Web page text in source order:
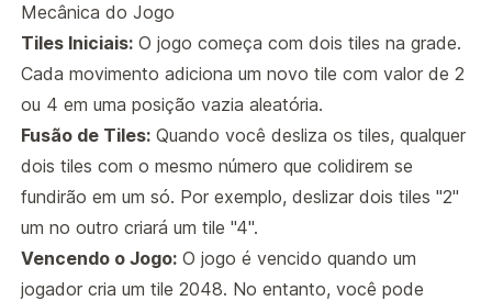
Mecânica do Jogo
Tiles Iniciais:O jogo começa com dois tiles na grade.
Cada movimento adiciona um novo tile com valor de 2
ou 4 em uma posição vazia aleatória.
Fusão de Tiles:Quando você desliza os tiles, qualquer
dois tiles com o mesmo número que colidirem se
fundirão em um só. Por exemplo, deslizar dois tiles "2"
um no outro criará um tile "4".
Vencendo o Jogo:O jogo é vencido quando um
jogador cria um tile 2048. No entanto, você pode